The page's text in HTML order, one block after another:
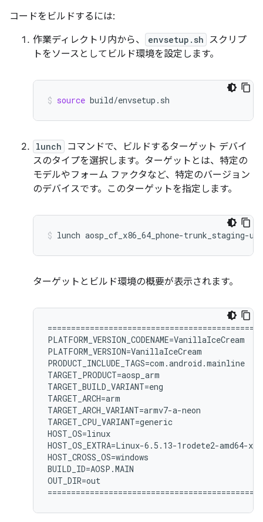
コードをビルドするには:
作業ディレクトリ内から、
envsetup.sh スクリプ
トをソースとしてビルド環境を設定します。
source build/envsetup.sh
lunch
コマンドで、ビルドするターゲット デバイ
スのタイプを選択します。 ターゲットとは、特定の
モデルやフォーム ファクタなど、特定のバージョン
のデバイスです。このターゲットを指定します。
lunch aosp_cf_x86_64_phone-trunk_staging-
ターゲットとビルド環境の概要が表示されます。
============================================
PLATFORM_VERSION_CODENAME=VanillaIceCream
PLATFORM_VERSION=VanillaIceCream
PRODUCT_INCLUDE_TAGS=com.android.mainline
TARGET_PRODUCT=aosp_arm
TARGET_BUILD_VARIANT=eng
TARGET_ARCH=arm
TARGET_ARCH_VARIANT=armv7-a-neon
TARGET_CPU_VARIANT=generic
HOST_OS=linux
HOST_OS_EXTRA=Linux-6.5.13-1rodete2-amd64-
HOST_CROSS_OS=windows
BUILD_ID=AOSP.MAIN
OUT_DIR=out